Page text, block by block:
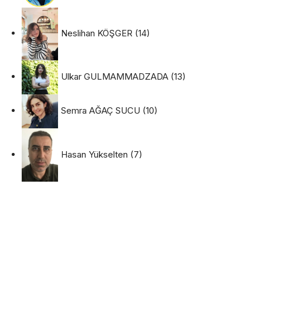
Neslihan KÖŞGER (14)
Ulkar GULMAMMADZADA (13)
Semra AĞAÇ SUCU (10)
Hasan Yükselten (7)